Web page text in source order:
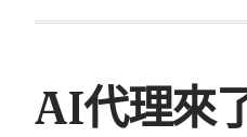
AI代理來